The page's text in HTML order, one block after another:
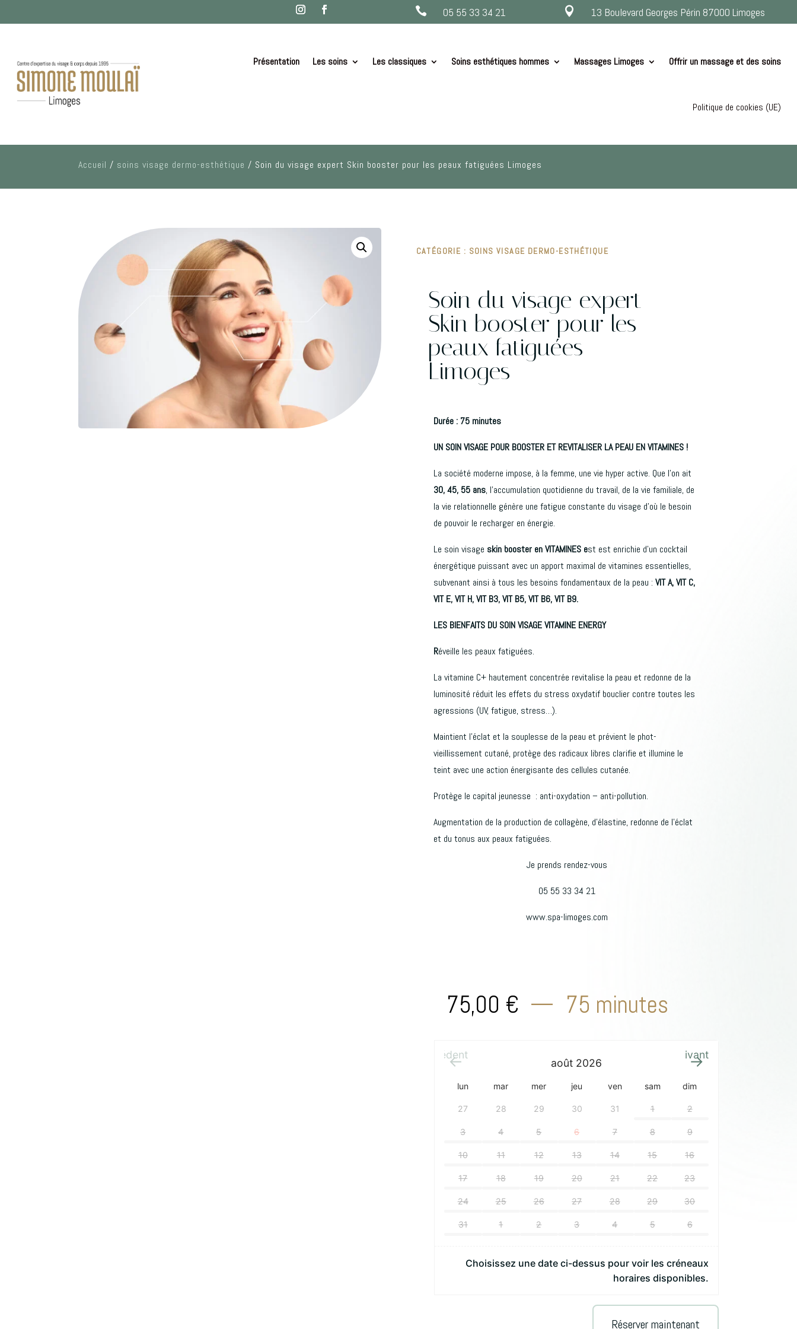
 05 55 33 34 21  13 Boulevard Georges Périn 87000 Limoges
Présentation Les soins Les classiques Soins esthétiques hommes Massages Limoges Offrir un massage et des soins
Politique de cookies (UE)
Accueil / soins visage dermo-esthétique / Soin du visage expert Skin booster pour les peaux fatiguées Limoges
CATÉGORIE : SOINS VISAGE DERMO-ESTHÉTIQUE
Soin du visage expert
Skin booster pour les
peaux fatiguées
Limoges
Durée : 75 minutes
UN SOIN VISAGE POUR BOOSTER ET REVITALISER LA PEAU EN VITAMINES !
La société moderne impose, à la femme, une vie hyper active. Que l’on ait
30, 45, 55 ans, l’accumulation quotidienne du travail, de la vie familiale, de
la vie relationnelle génère une fatigue constante du visage d’où le besoin
de pouvoir le recharger en énergie.
Le soin visage skin booster en VITAMINES est est enrichie d’un cocktail
énergétique puissant avec un apport maximal de vitamines essentielles,
subvenant ainsi à tous les besoins fondamentaux de la peau : VIT A, VIT C,
VIT E, VIT H, VIT B3, VIT B5, VIT B6, VIT B9.
LES BIENFAITS DU SOIN VISAGE VITAMINE ENERGY
Réveille les peaux fatiguées.
La vitamine C+ hautement concentrée revitalise la peau et redonne de la
luminosité réduit les effets du stress oxydatif bouclier contre toutes les
agressions (UV, fatigue, stress…).
Maintient l’éclat et la souplesse de la peau et prévient le phot-
vieillissement cutané, protège des radicaux libres clarifie et illumine le
teint avec une action énergisante des cellules cutanée.
Protège le capital jeunesse : anti-oxydation – anti-pollution.
Augmentation de la production de collagène, d’élastine, redonne de l’éclat
et du tonus aux peaux fatiguées.
Je prends rendez-vous
05 55 33 34 21
www.spa-limoges.com
75,00 € 75 minutes
Précédent Suivant
août 2026
lun mar mer jeu ven sam dim
27 28 29 30 31 1 2
3 4 5 6 7 8 9
10 11 12 13 14 15 16
17 18 19 20 21 22 23
24 25 26 27 28 29 30
31 1 2 3 4 5 6
Choisissez une date ci-dessus pour voir les créneaux
horaires disponibles.
Réserver maintenant